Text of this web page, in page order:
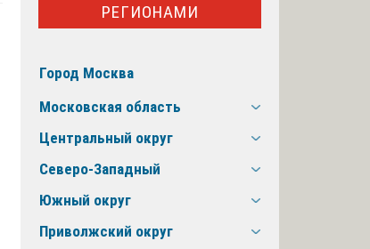
РЕГИОНАМИ
Город Москва
Московская область
Центральный округ
Северо-Западный
Южный округ
Приволжский округ